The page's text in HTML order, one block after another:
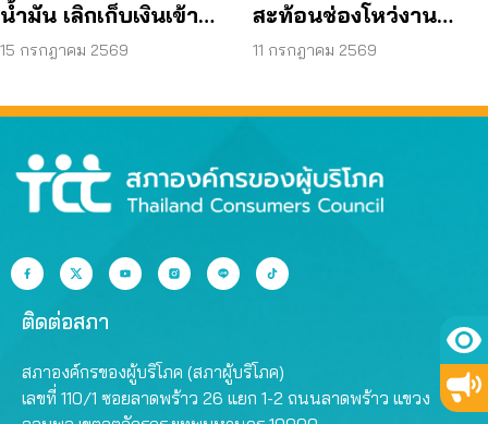
น้ำมัน เลิกเก็บเงินเข้า
กองทุน เอื้อโรงกลั่น
15 กรกฎาคม 2569
สะท้อนช่องโหว่งาน
ก่อสร้าง จี้ตรวจ
11 กรกฎาคม 2569
ติดต่อสภา
สภาองค์กรของผู้บริโภค (สภาผู้บริโภค)
เลขที่ 110/1 ซอยลาดพร้าว 26 แยก 1-2 ถนนลาดพร้าว แขวง